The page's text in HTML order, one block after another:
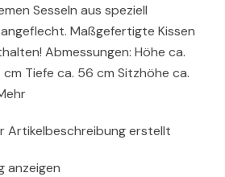
Sesseln aus speziell
Maßgefertigte Kissen
Abmessungen: Höhe ca.
Tiefe ca. 56 cm Sitzhöhe ca.
Artikelbeschreibung erstellt
anzeigen